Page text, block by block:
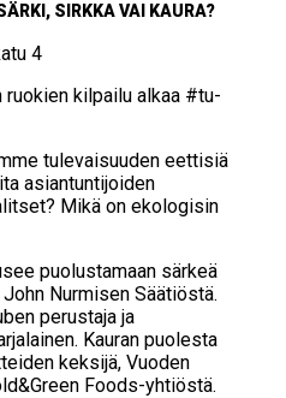
SIRK­KA VAI KAU­RA?
4
ruo­kien kil­pai­lu al­kaa #tu­
tulevaisuuden eettisiä
asiantuntijoiden
Mikä on ekologisin
puolustamaan särkeä
Nurmisen Säätiöstä.
perustaja ja
Kauran puolesta
keksijä, Vuoden
Foods-yhtiöstä.